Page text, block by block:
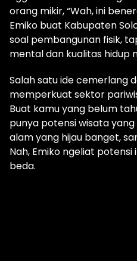
orang mikir, “Wah, ini
Emiko buat Kabupaten
soal pembangunan fisik,
mental dan kualitas hidup
Salah satu ide cemerlang
memperkuat sektor
Buat kamu yang belum
punya potensi wisata
alam yang hijau banget,
Nah, Emiko ngeliat
beda.